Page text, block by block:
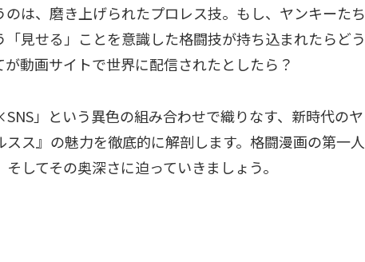
は、磨き上げられたプロレス技。もし、ヤンキーたち
見せる」ことを意識した格闘技が持ち込まれたらどう
動画サイトで世界に配信されたとしたら？
」という異色の組み合わせで織りなす、新時代のヤ
ス』の魅力を徹底的に解剖します。格闘漫画の第一人
してその奥深さに迫っていきましょう。